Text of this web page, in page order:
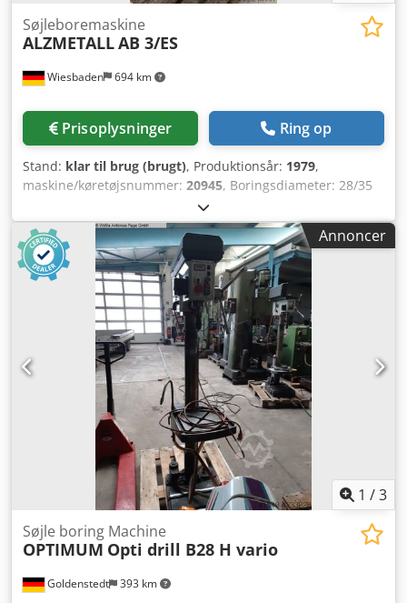
Wiesbaden 694 km
Søjleboremaskine
ALZMETALLAB 3/ES
Prisoplysninger Ring op
Stand: klar til brug (brugt), Produktionsår: 1979,
maskine/køretøjsnummer: 20945, Boringsdiameter: 28/35
mm Spindelholder: MK 3 Udhæng: 293 mm Bordstørrelse:
400 x 400 mm Bordet kan drejes og højdes ved hjælp af et
håndhjul og en tandstang på en rund søjle. Stor afstand
mellem bord og borepatron: 630 mm Borepatronslag: 180
mm Spindelhastighed, trinløst justerbar i 4 trin: 65 - 1750
o/min. Drivmotor: 380 V, 0,9/1,5 kW Vægt: 340 kg
Pladsbehov: 600 x 920 x 1880 mm Djdpfx Aozh H I Ujciokr
Annoncer
1 /3
Goldenstedt 393 km
Søjle boring Machine
OPTIMUM Opti drill B28 H vario